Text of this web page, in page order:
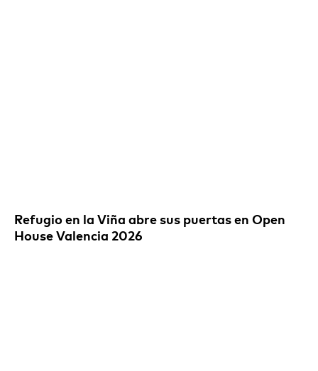
Refugio en la Viña abre sus puertas en Open
House Valencia 2026